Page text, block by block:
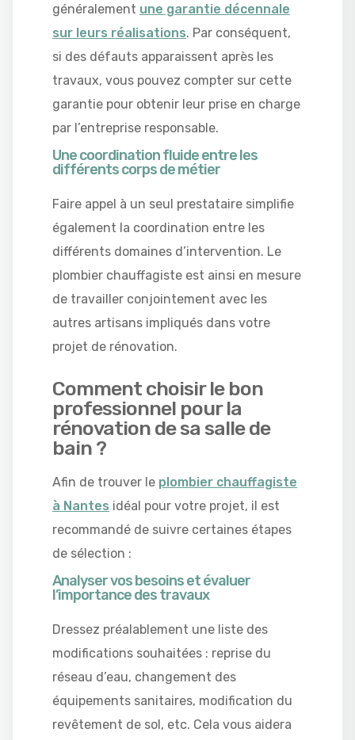
généralement une garantie décennale
sur leurs réalisations. Par conséquent,
si des défauts apparaissent après les
travaux, vous pouvez compter sur cette
garantie pour obtenir leur prise en charge
par l’entreprise responsable.
Une coordination fluide entre les
différents corps de métier
Faire appel à un seul prestataire simplifie
également la coordination entre les
différents domaines d’intervention. Le
plombier chauffagiste est ainsi en mesure
de travailler conjointement avec les
autres artisans impliqués dans votre
projet de rénovation.
Comment choisir le bon
professionnel pour la
rénovation de sa salle de
bain ?
Afin de trouver le plombier chauffagiste
à Nantes idéal pour votre projet, il est
recommandé de suivre certaines étapes
de sélection :
Analyser vos besoins et évaluer
l’importance des travaux
Dressez préalablement une liste des
modifications souhaitées : reprise du
réseau d’eau, changement des
équipements sanitaires, modification du
revêtement de sol, etc. Cela vous aidera